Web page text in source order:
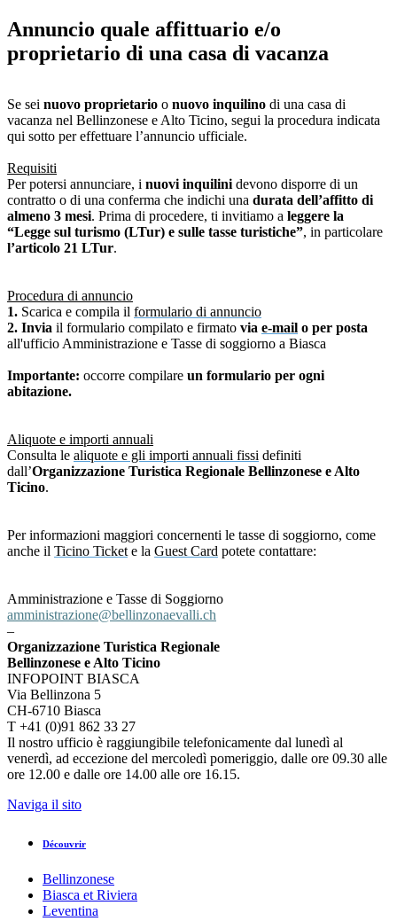
Annuncio quale affittuario e/o
proprietario di una casa di vacanza
Se sei nuovo proprietario o nuovo inquilino di una casa di
vacanza nel Bellinzonese e Alto Ticino, segui la procedura indicata
qui sotto per effettuare l’annuncio ufficiale.
Requisiti
Per potersi annunciare, i nuovi inquilinidevono disporre di un
contratto o di una conferma che indichi una durata dell’affitto di
almeno 3 mesi. Prima di procedere, ti invitiamo a leggere la
“Legge sul turismo (LTur) e sulle tasse turistiche”, in particolare
l’articolo 21 LTur.
Procedura di annuncio
1. Scarica e compila il formulario di annuncio
2. Invia il formulario compilato e firmato via e-mail o per posta
all'ufficio Amministrazione e Tasse di soggiorno a Biasca
Importante: occorre compilare un formulario per ogni
abitazione.
Aliquote e importi annuali
Consulta le aliquote e gli importi annuali fissi definiti
dall’Organizzazione Turistica Regionale Bellinzonese e Alto
Ticino.
Per informazioni maggiori concernenti le tasse di soggiorno, come
anche il Ticino Tickete la Guest Card potete contattare:
Amministrazione e Tasse di Soggiorno
amministrazione@bellinzonaevalli.ch
–
Organizzazione Turistica Regionale
Bellinzonese e Alto Ticino
INFOPOINT BIASCA
Via Bellinzona 5
CH-6710 Biasca
T +41 (0)91 862 33 27
Il nostro ufficio è raggiungibile telefonicamente dal lunedì al
venerdì, ad eccezione del mercoledì pomeriggio, dalle ore 09.30 alle
ore 12.00 e dalle ore 14.00 alle ore 16.15.
Naviga il sito
Découvrir
Bellinzonese
Biasca et Riviera
Leventina